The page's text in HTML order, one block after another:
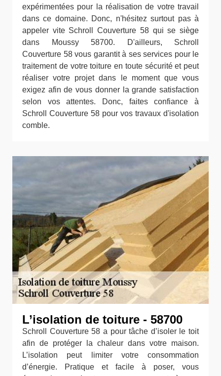
expérimentées pour la réalisation de votre travail
dans ce domaine. Donc, n'hésitez surtout pas à
appeler vite Schroll Couverture 58 qui se siège
dans Moussy 58700. D'ailleurs, Schroll
Couverture 58 vous garantit à ses services pour le
traitement de votre toiture en toute sécurité et peut
réaliser votre projet dans le moment que vous
exigez afin de vous donner la grande satisfaction
selon vos attentes. Donc, faites confiance à
Schroll Couverture 58 pour vos travaux d'isolation
comble.
L’isolation de toiture - 58700
Schroll Couverture 58 a pour tâche d’isoler le toit
afin de protéger la chaleur dans votre maison.
L’isolation peut limiter votre consommation
d’énergie. Pratique et facile à poser, vous